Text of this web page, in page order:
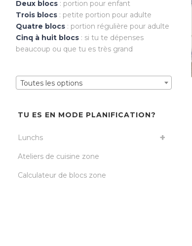
Deux blocs : portion pour enfant
Trois blocs : petite portion pour adulte
Quatre blocs : portion régulière pour adulte
Cinq à huit blocs : si tu te dépenses
beaucoup ou que tu es très grand
Toutes les options
TU ES EN MODE PLANIFICATION?
Lunchs
Ateliers de cuisine zone
Calculateur de blocs zone